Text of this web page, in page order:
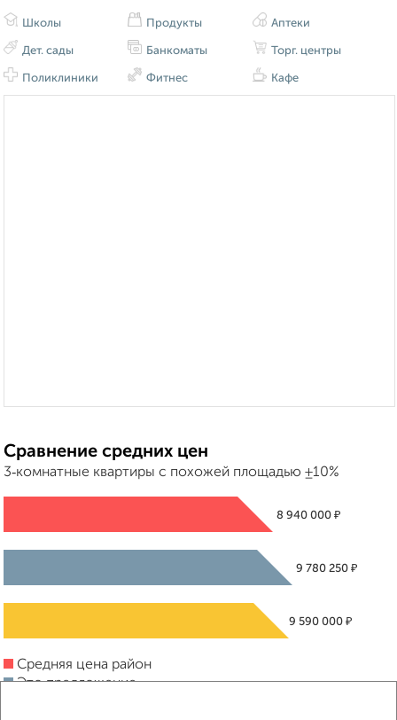
Школы
Дет. сады
Поликлиники
Продукты
Банкоматы
Фитнес
Аптеки
Торг. центры
Кафе
Сравнение средних цен
3‑комнатные квартиры с похожей площадью ±10%
8 940 000 ₽
9 780 250 ₽
9 590 000 ₽
Средняя цена район
Это предложение